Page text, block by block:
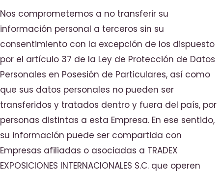
Nos comprometemos a no transferir su
información personal a terceros sin su
consentimiento con la excepción de los dispuesto
por el artículo 37 de la Ley de Protección de Datos
Personales en Posesión de Particulares, así como
que sus datos personales no pueden ser
transferidos y tratados dentro y fuera del país, por
personas distintas a esta Empresa. En ese sentido,
su información puede ser compartida con
Empresas afiliadas o asociadas a TRADEX
EXPOSICIONES INTERNACIONALES S.C. que operen